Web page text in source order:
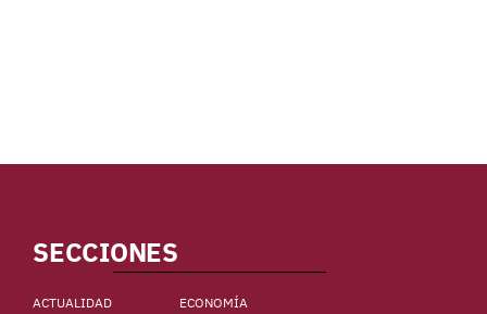
SECCIONES
ACTUALIDAD
ECONOMÍA